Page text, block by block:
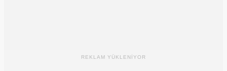
REKLAM YÜKLENİYOR